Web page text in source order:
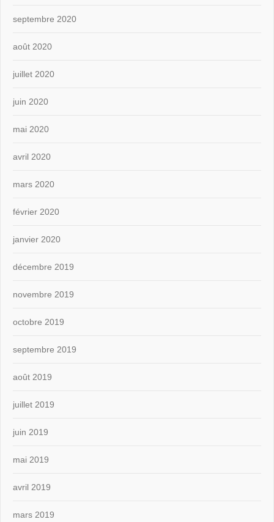
septembre 2020
août 2020
juillet 2020
juin 2020
mai 2020
avril 2020
mars 2020
février 2020
janvier 2020
décembre 2019
novembre 2019
octobre 2019
septembre 2019
août 2019
juillet 2019
juin 2019
mai 2019
avril 2019
mars 2019